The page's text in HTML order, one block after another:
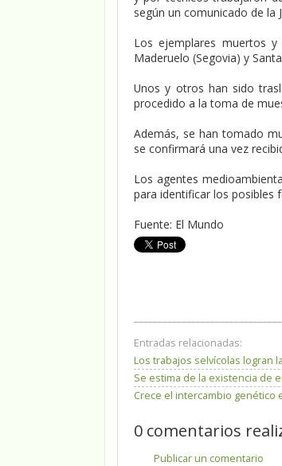
según un comunicado de la
Los ejemplares muertos
Maderuelo (Segovia) y
Unos y otros han sido
procedido a la toma de
Además, se han tomado
se confirmará una vez
Los agentes
para identificar los posibles
Fuente: El Mundo
Entradas relacionadas:
Los trabajos selvícolas logran
Se estima de la existencia de
Crece el intercambio
0 comentarios
Publicar un comentario